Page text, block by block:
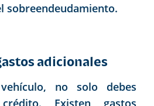
sobreendeudamiento.
adicionales
no solo debes
Existen gastos